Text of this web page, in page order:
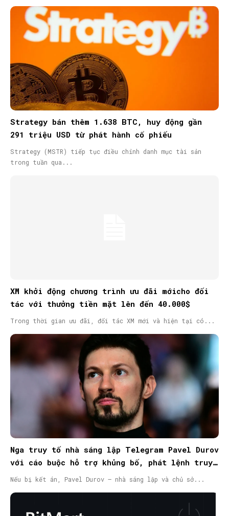
Strategy bán thêm 1.638 BTC, huy động gần
291 triệu USD từ phát hành cổ phiếu
Strategy (MSTR) tiếp tục điều chỉnh danh mục tài sản
trong tuần qua...
XM khởi động chương trình ưu đãi mớicho đối
tác với thưởng tiền mặt lên đến 40.000$
Trong thời gian ưu đãi, đối tác XM mới và hiện tại có...
Nga truy tố nhà sáng lập Telegram Pavel Durov
với cáo buộc hỗ trợ khủng bố, phát lệnh truy
nã quốc tế
Nếu bị kết án, Pavel Durov – nhà sáng lập và chủ sở...